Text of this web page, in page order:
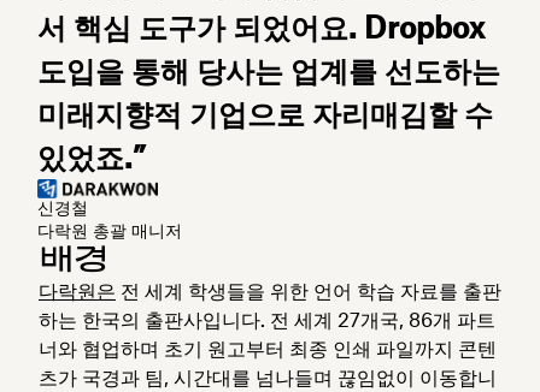
서 핵심 도구가 되었어요. Dropbox
도입을 통해 당사는 업계를 선도하는
미래지향적 기업으로 자리매김할 수
있었죠.”
신경철
다락원 총괄 매니저
배경
다락원은 전 세계 학생들을 위한 언어 학습 자료를 출판
하는 한국의 출판사입니다. 전 세계 27개국, 86개 파트
너와 협업하며 초기 원고부터 최종 인쇄 파일까지 콘텐
츠가 국경과 팀, 시간대를 넘나들며 끊임없이 이동합니